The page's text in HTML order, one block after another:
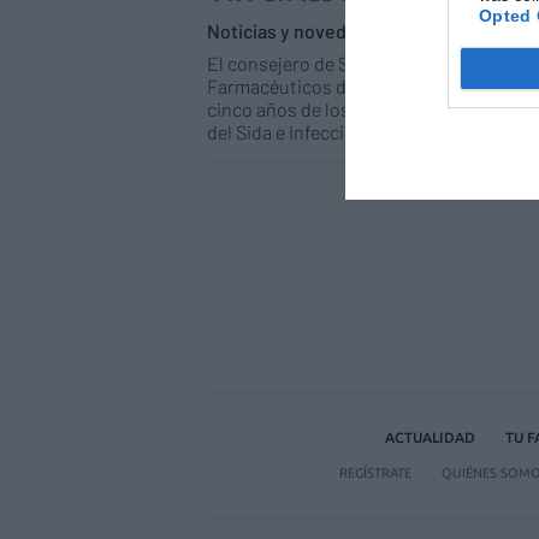
Opted
Noticias y novedades Redacción
El consejero de Salud de Gobierno
Farmacéuticos del País Vasco, Pedro
cinco años de los test rápidos del VIH
del Sida e Infecciones de Transmisión
ACTUALIDAD TU
REGÍSTRATE QUIÉNES